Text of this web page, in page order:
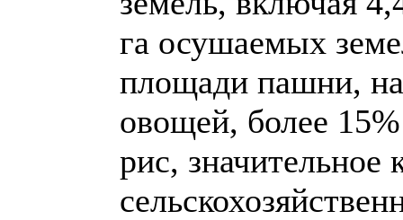
га осушаемых
площади пашни,
овощей, более
рис, значительное